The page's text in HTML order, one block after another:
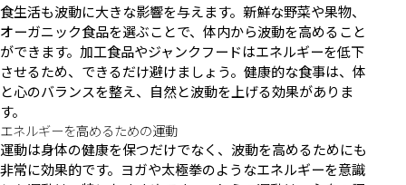
食生活も波動に大きな影響を与えます。新鮮な野菜や果物、
オーガニック食品を選ぶことで、体内から波動を高めること
ができます。加工食品やジャンクフードはエネルギーを低下
させるため、できるだけ避けましょう。健康的な食事は、体
と心のバランスを整え、自然と波動を上げる効果がありま
す。
エネルギーを高めるための運動
運動は身体の健康を保つだけでなく、波動を高めるためにも
非常に効果的です。ヨガや太極拳のようなエネルギーを意識